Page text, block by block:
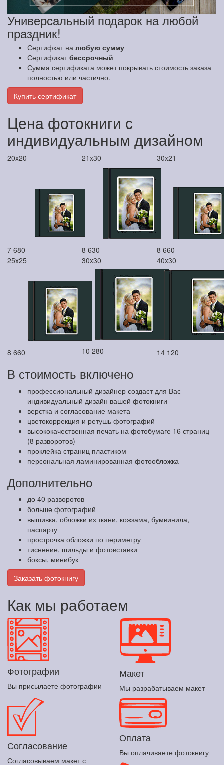
Универсальный подарок на любой
праздник!
Сертифкат на любую сумму
Сертификатбессрочный
Сумма сертификата может покрывать стоимость заказа
полностью или частично.
Купить сертификат
Цена фотокниги с
индивидуальным дизайном
20x20
7 680
21x30
8 630
30x21
8 660
25x25
8 660
30x30
10 280
40x30
14 120
В стоимость включено
профессиональный дизайнер создаст для Вас
индивидуальный дизайн вашей фотокниги
верстка и согласование макета
цветокоррекция и ретушь фотографий
высококачественная печать на фотобумаге 16 страниц
(8 разворотов)
проклейка страниц пластиком
персональная ламинированная фотообложка
Дополнительно
до 40 разворотов
больше фотографий
вышивка, обложки из ткани, кожзама, бумвинила,
паспарту
прострочка обложки по периметру
тиснение, шильды и фотовставки
боксы, минибук
Заказать фотокнигу
Как мы работаем
Фотографии
Вы присылаете фотографии
Макет
Мы разрабатываем макет
Согласование
Согласовываем макет с
Оплата
Вы оплачиваете фотокнигу